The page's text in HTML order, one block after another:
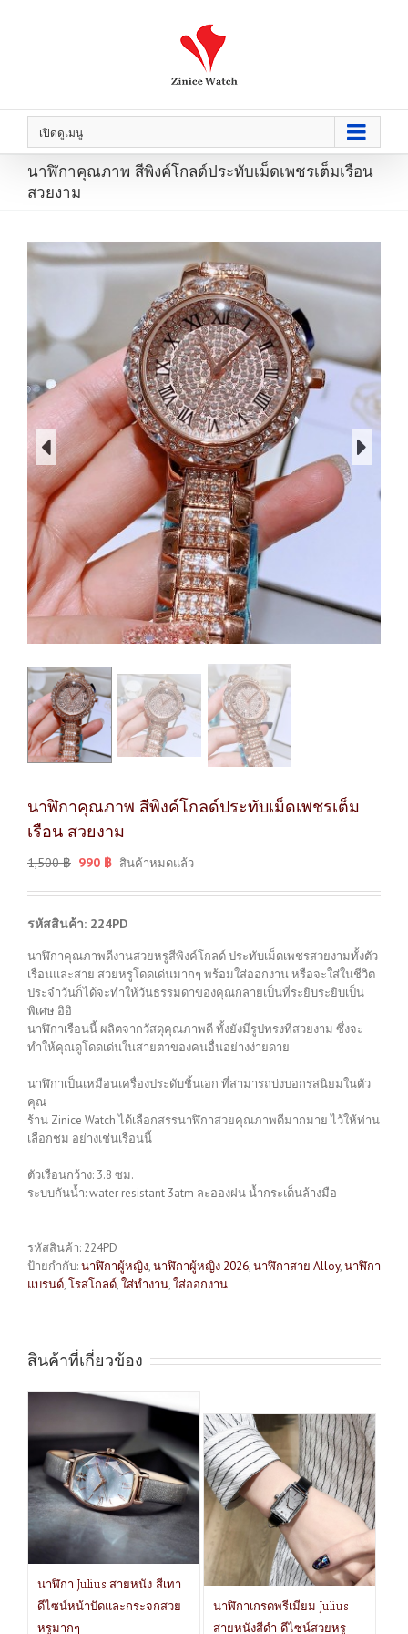
เปิดดูเมนู
นาฬิกาคุณภาพ สีพิงค์โกลด์ประทับเม็ดเพชรเต็มเรือน
สวยงาม
นาฬิกาคุณภาพ สีพิงค์โกลด์ประทับเม็ดเพชรเต็ม
เรือน สวยงาม
1,500฿ 990 ฿ สินค้าหมดแล้ว
รหัสสินค้า: 224PD
นาฬิกาคุณภาพดีงานสวยหรูสีพิงค์โกลด์ ประทับเม็ดเพชรสวยงามทั้งตัว
เรือนและสาย สวยหรูโดดเด่นมากๆ พร้อมใส่ออกงาน หรือจะใส่ในชีวิต
ประจำวันก็ได้จะทำให้วันธรรมดาของคุณกลายเป็นที่ระยิบระยิบเป็น
พิเศษ อิอิ
นาฬิกาเรือนนี้ ผลิตจากวัสดุคุณภาพดี ทั้งยังมีรูปทรงที่สวยงาม ซึ่งจะ
ทำให้คุณดูโดดเด่นในสายตาของคนอื่นอย่างง่ายดาย
นาฬิกาเป็นเหมือนเครื่องประดับชิ้นเอก ที่สามารถบ่งบอกรสนิยมในตัว
คุณ
ร้าน Zinice Watch ได้เลือกสรรนาฬิกาสวยคุณภาพดีมากมาย ไว้ให้ท่าน
เลือกชม อย่างเช่นเรือนนี้
ตัวเรือนกว้าง: 3.8 ซม.
ระบบกันน้ำ: water resistant 3atm ละอองฝน น้ำกระเด็นล้างมือ
รหัสสินค้า: 224PD
ป้ายกำกับ:นาฬิกาผู้หญิง,นาฬิกาผู้หญิง 2026,นาฬิกาสาย Alloy,นาฬิกา
แบรนด์,โรสโกลด์,ใส่ทำงาน,ใส่ออกงาน
สินค้าที่เกี่ยวข้อง
นาฬิกา Julius สายหนัง สีเทา
ดีไซน์หน้าปัดและกระจกสวย
หรูมากๆ
นาฬิกาเกรดพรีเมียม Julius
สายหนังสีดำ ดีไซน์สวยหรู